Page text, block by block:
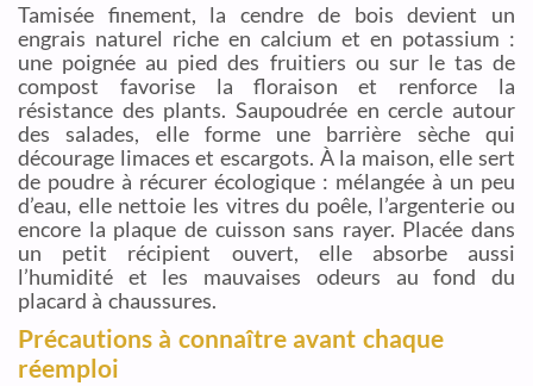
Tamisée finement, la cendre de bois devient un
engrais naturel riche en calcium et en potassium :
une poignée au pied des fruitiers ou sur le tas de
compost favorise la floraison et renforce la
résistance des plants. Saupoudrée en cercle autour
des salades, elle forme une barrière sèche qui
décourage limaces et escargots. À la maison, elle sert
de poudre à récurer écologique : mélangée à un peu
d’eau, elle nettoie les vitres du poêle, l’argenterie ou
encore la plaque de cuisson sans rayer. Placée dans
un petit récipient ouvert, elle absorbe aussi
l’humidité et les mauvaises odeurs au fond du
placard à chaussures.
Précautions à connaître avant chaque
réemploi